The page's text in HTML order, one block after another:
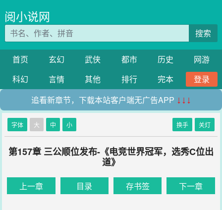
阅小说网
搜索
首页 玄幻 武侠 都市 历史
网游
科幻
言情 其他 排行 完本
登录
追看新章节，下载本站客户端无广告APP ↓↓↓
字体 大 中 小 换手 关灯
第157章 三公顺位发布-《电竞世界冠军，选秀C位出
道》
上一章 目录 存书签 下一章